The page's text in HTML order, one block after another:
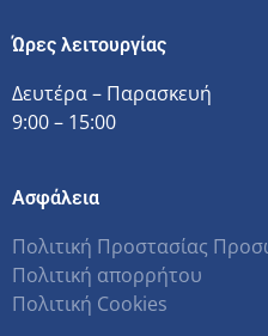
Ώρες λειτουργίας
Δευτέρα – Παρασκευή
9:00 – 15:00
Ασφάλεια
Πολιτική Προστασίας
Πολιτική απορρήτου
Πολιτική Cookies